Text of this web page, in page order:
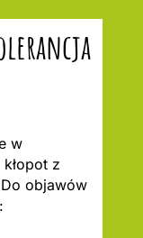
w
z
Do objawów